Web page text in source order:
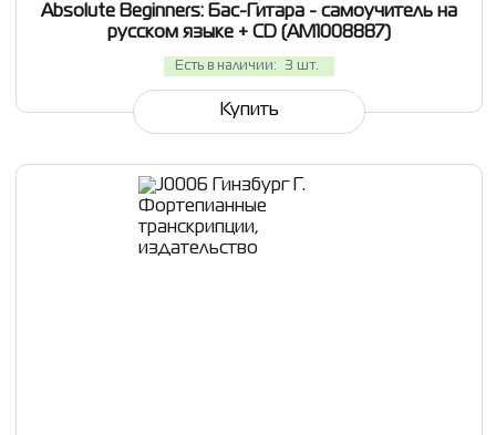
Absolute Beginners: Бас-Гитара - самоучитель на
русском языке + CD (AM1008887)
Есть в наличии: 3 шт.
Купить